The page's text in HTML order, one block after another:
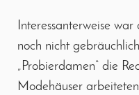
Interessanterweise
noch nicht
„Probierdamen“ die
Modehäuser